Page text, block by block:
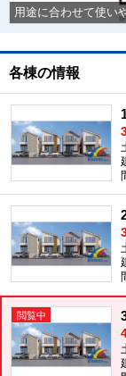
用途に合わせて使い
各棟の情報